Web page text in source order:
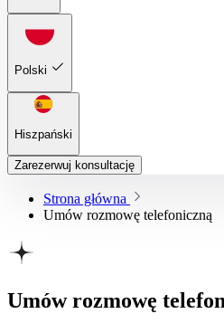
Polski
Hiszpański
Zarezerwuj konsultację
Strona główna
Umów rozmowę telefoniczną
Umów rozmowę